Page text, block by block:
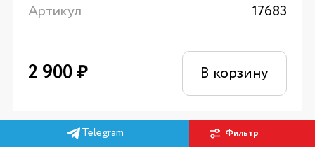
Артикул 17683
2 900₽ В корзину
Telegram Фильтр